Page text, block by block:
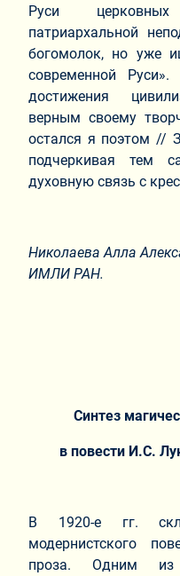
Руси
патриархальной
богомолок, но уже
современной
достижения
верным своему
остался я поэтом //
подчеркивая тем
духовную связь с
Николаева Алла
ИМЛИ РАН.
Синтез
в повести И.С.
В 1920-е гг.
модернистского
проза. Одним из